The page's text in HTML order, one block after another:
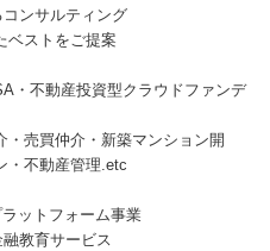
ンサルティング
ベストをご提案
・不動産投資型クラウドファンデ
売買仲介・新築マンション開
・不動産管理.etc
ットフォーム事業
教育サービス